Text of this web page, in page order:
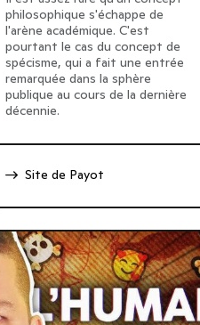
philosophique s'échappe de
l'arène académique. C'est
pourtant le cas du concept de
spécisme, qui a fait une entrée
remarquée dans la sphère
publique au cours de la dernière
décennie.
Site de Payot